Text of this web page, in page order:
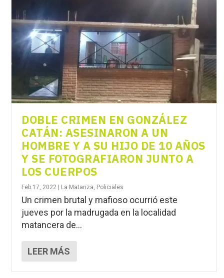
DOBLE CRIMEN EN GONZÁLEZ
CATÁN: ASESINARON A UN
HOMBRE Y A SU HIJO DE 10 AÑOS
Y SE FOTOGRAFIARON JUNTO A
LOS CUERPOS
Feb 17, 2022 La Matanza, Policiales
Un crimen brutal y mafioso ocurrió este
jueves por la madrugada en la localidad
matancera de...
LEER MÁS